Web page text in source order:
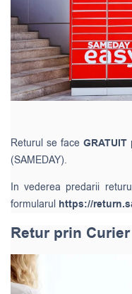
Returul se face GRATUIT
(SAMEDAY).
In vederea predarii
formularul https://
Retur prin Curier